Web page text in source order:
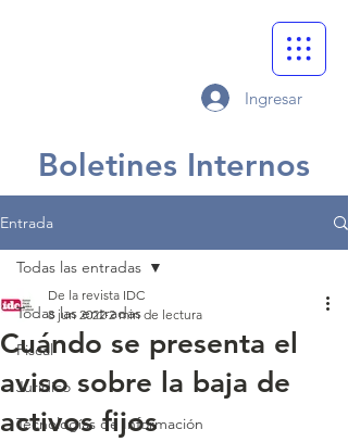
Ingresar
Boletines Internos
Entrada
Todas las entradas
Fiscal
Jurídico
Tecnologías de Información
Todas las entradas
Cuándo se presenta el
aviso sobre la baja de
activos fijos
De la revista IDC
8 jun 2022 2 min de lectura